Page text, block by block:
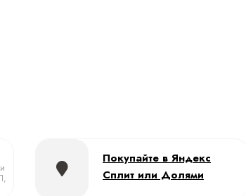
Покупайте в Яндекс
Сплит или Долями